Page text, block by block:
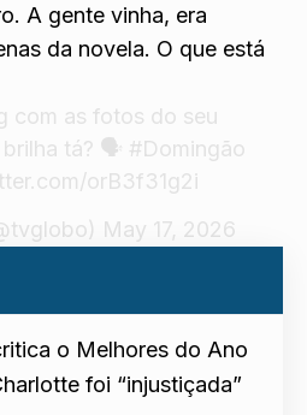
A gente vinha, era
da novela. O que está
com as fotos do seu
brilha tá? 🗣️ #Domingão
orB3f31g2i
May 17, 2026
o Melhores do Ano
foi “injustiçada”